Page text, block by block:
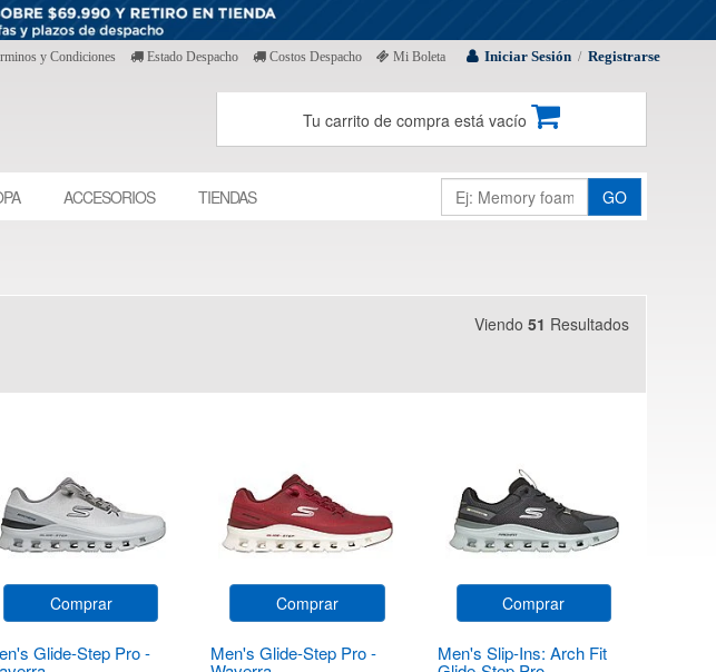
Iniciar Sesión / Registrarse
y Condiciones Estado Despacho Costos Despacho Mi Boleta
Tu carrito de compra está vacío
ACCESORIOS TIENDAS GO
Viendo 51 Resultados
Comprar
Glide-Step Pro -
Comprar
Men's Glide-Step Pro -
Comprar
Men's Slip-Ins: Arch Fit